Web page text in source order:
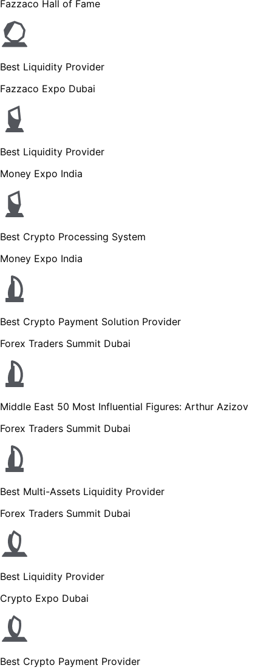
Fazzaco Hall of Fame
Best Liquidity Provider
Fazzaco Expo Dubai
Best Liquidity Provider
Money Expo India
Best Crypto Processing System
Money Expo India
Best Crypto Payment Solution Provider
Forex Traders Summit Dubai
Middle East 50 Most Influential Figures: Arthur Azizov
Forex Traders Summit Dubai
Best Multi-Assets Liquidity Provider
Forex Traders Summit Dubai
Best Liquidity Provider
Crypto Expo Dubai
Best Crypto Payment Provider